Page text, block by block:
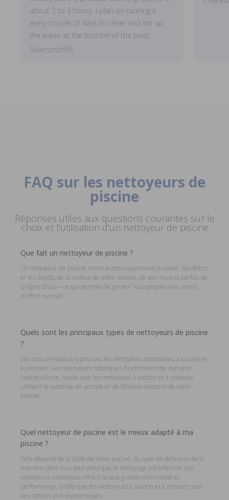
about 2 to 3 hours. I plan on running it
every couple of days to clean and stir up
the water at the bottom of the pool.
Silversmith65
FAQ sur les nettoyeurs de
piscine
Réponses utiles aux questions courantes sur le
choix et l'utilisation d'un nettoyeur de piscine
Que fait un nettoyeur de piscine ?
Un nettoyeur de piscine retire automatiquement la saleté, les débris
et les dépôts de la surface de votre piscine, de ses murs et parfois de
la ligne d'eau—ce qui permet de garder l'eau propre avec moins
d'effort manuel.
Quels sont les principaux types de nettoyeurs de piscine
?
Les trois principaux types sont les nettoyeurs robotiques, à succion et
à pression. Les nettoyeurs robotiques fonctionnent de manière
indépendante, tandis que les nettoyeurs à succion et à pression
utilisent le système de pompe et de filtration existant de votre
piscine.
Quel nettoyeur de piscine est le mieux adapté à ma
piscine ?
Cela dépend de la taille de votre piscine, du type de débris et de la
manière dont vous souhaitez que le nettoyage soit effectué. Les
nettoyeurs robotiques offrent la plus grande commodité et
performance, tandis que les nettoyeurs à succion et à pression sont
des options plus économiques.